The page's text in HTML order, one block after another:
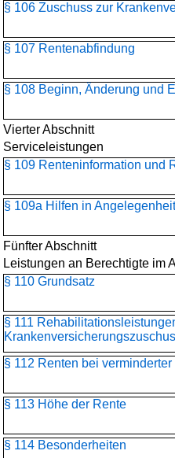
§ 106 Zuschuss zur
§ 107 Rentenabfindung
§ 108 Beginn, Änderung und
Vierter Abschnitt
Serviceleistungen
§ 109 Renteninformation und
§ 109a Hilfen in
Fünfter Abschnitt
Leistungen an Berechtigte im
§ 110 Grundsatz
§ 111
§ 112 Renten bei
§ 113 Höhe der Rente
§ 114 Besonderheiten